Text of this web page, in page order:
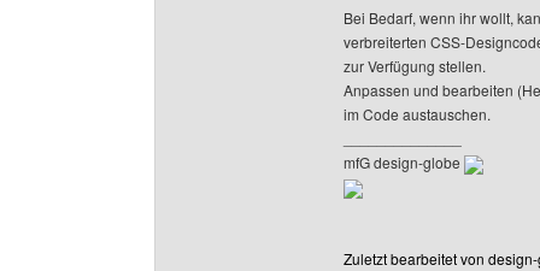
Bei Bedarf, wenn ihr wollt,
verbreiterten CSS-
zur Verfügung stellen.
Anpassen und bearbeiten
im Code austauschen.
mfG design-globe
Zuletzt bearbeitet von